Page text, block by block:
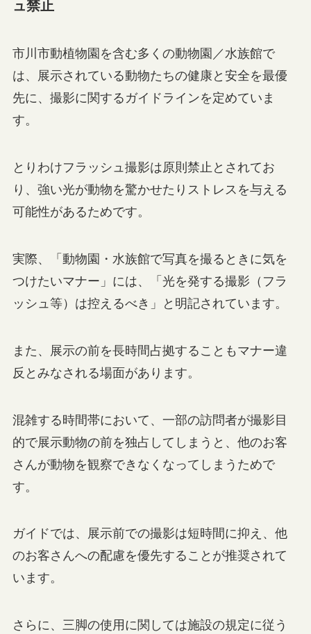
ュ禁止
市川市動植物園を含む多くの動物園／水族館で
は、展示されている動物たちの健康と安全を最優
先に、撮影に関するガイドラインを定めていま
す。
とりわけフラッシュ撮影は原則禁止とされてお
り、強い光が動物を驚かせたりストレスを与える
可能性があるためです。
実際、「動物園・水族館で写真を撮るときに気を
つけたいマナー」には、「光を発する撮影（フラ
ッシュ等）は控えるべき」と明記されています。
また、展示の前を長時間占拠することもマナー違
反とみなされる場面があります。
混雑する時間帯において、一部の訪問者が撮影目
的で展示動物の前を独占してしまうと、他のお客
さんが動物を観察できなくなってしまうためで
す。
ガイドでは、展示前での撮影は短時間に抑え、他
のお客さんへの配慮を優先することが推奨されて
います。
さらに、三脚の使用に関しては施設の規定に従う